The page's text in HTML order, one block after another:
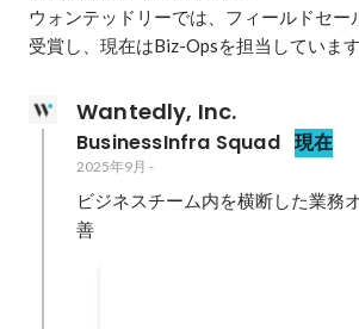
ウォンテッドリーでは、フィールドセー
受賞し、現在はBiz-Opsを担当しています
Wantedly, Inc.
BusinessInfra Squad 現在
2025年9月 -
ビジネスチーム内を横断した業務
善